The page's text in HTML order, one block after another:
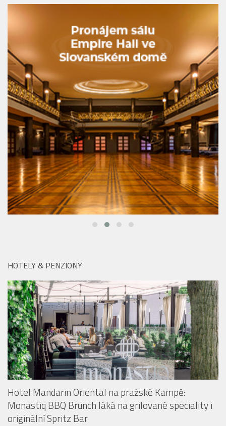
HOTELY & PENZIONY
Hotel Mandarin Oriental na pražské Kampě:
Monastiq BBQ Brunch láká na grilované speciality i
originální Spritz Bar